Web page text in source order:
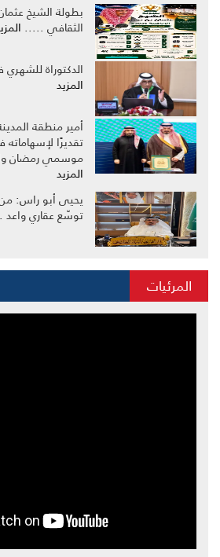
بطولة الشيخ
الثقافي .....
الدكتوراة
المزيد
أمير منطقة
تقديرًا
موسمي رمضان والحج
المزيد
يحيى أبو راس:
توسّع عقاري
المرئيات